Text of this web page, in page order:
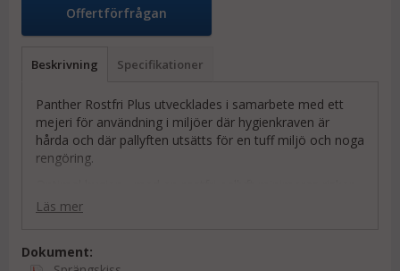
Offertförfrågan
Beskrivning Specifikationer
Panther Rostfri Plus utvecklades i samarbete med ett
mejeri för användning i miljöer där hygienkraven är
hårda och där pallyften utsätts för en tuff miljö och noga
rengöring.
för bakteriell kontaminering.
har en elegant design med rundade hörn.
Läs mer
Dokument: